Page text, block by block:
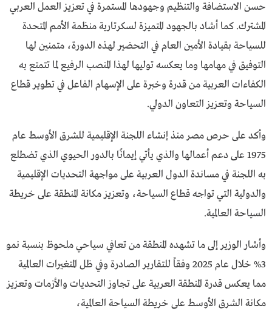
حسن الاستضافة والتنظيم وجهودها المستمرة في تعزيز العمل العربي
المشترك. كما أشاد بالجهود المتميزة لسكرتارية منظمة الأمم المتحدة
للسياحة بقيادة الأمين العام في التحضير لهذه الدورة، متمنين لها
التوفيق في مهامها وما يعكسه توليها لهذا المنصب الرفيع لما تتمتع به
الكفاءات العربية من قدرة وخبرة على الإسهام الفاعل في تطوير قطاع
السياحة وتعزيز التعاون الدولي.
وأكد على حرص مصر منذ إنشاء اللجنة الإقليمية للشرق الأوسط عام
1975 على دعم أعمالها والذي يأتي إيمانًا بالدور الحيوي الذي تضطلع
به اللجنة في مساندة الدول العربية على مواجهة التحديات الإقليمية
والدولية التي تواجه قطاع السياحة، وتعزيز مكانة المنطقة على خريطة
السياحة العالمية.
وأشار الوزير إلى ما تشهده المنطقة من تعافي سياحي ملحوظ بنسبة نمو
3% خلال عام 2025 وفقاً للتقارير الصادرة وفي ظل المتغيرات العالمية
مما يعكس قدرة المنطقة العربية على تجاوز التحديات والأزمات وتعزيز
مكانة الشرق الأوسط على خريطة السياحة العالمية،